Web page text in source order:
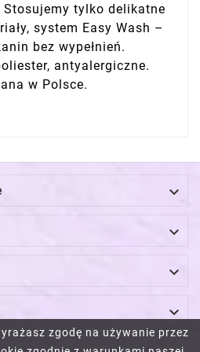
zgodę na używanie przez
tylko delikatne
system Easy Wash –
bez wypełnień.
antyalergiczne.
w Polsce.



